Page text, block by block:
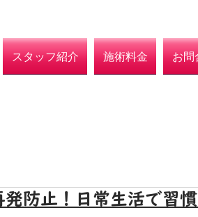
スタッフ紹介 施術料金 お問
防止！日常生活で習